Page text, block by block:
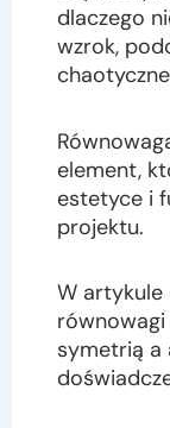
dlaczego
wzrok,
element,
estetyce i
projektu.
W
równowagi
symetrią a